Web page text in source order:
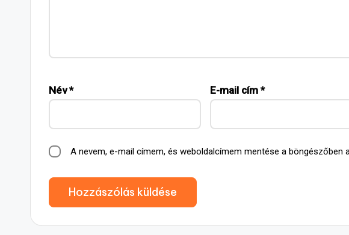
Név* E-mail cím *
A nevem, e-mail címem, és weboldalcímem mentése a böngészőben